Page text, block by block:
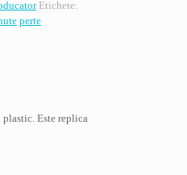
Etichete:
perte
Este replica